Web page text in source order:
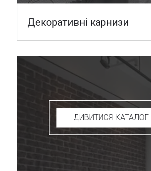
Декоративні карнизи
ДИВИТИСЯ КАТАЛОГ